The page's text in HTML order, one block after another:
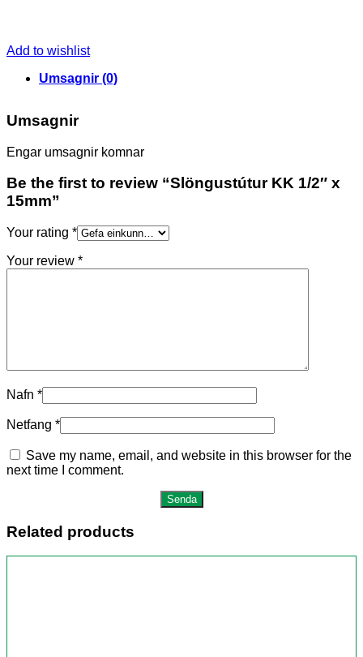
Add to wishlist
Umsagnir (0)
Umsagnir
Engar umsagnir komnar
Be the first to review “Slöngustútur KK 1/2″ x
15mm”
Your rating *
Your review *
Nafn *
Netfang *
Save my name, email, and website in this browser for the
next time I comment.
Related products